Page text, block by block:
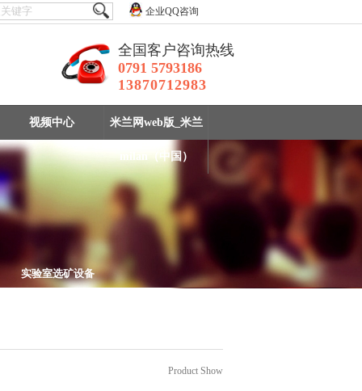
企业QQ咨询
全国客户咨询热线
0791 5793186
13870712983
视频中心 米兰网web版_米兰
milan（中国）
实验室选矿设备
Product Show